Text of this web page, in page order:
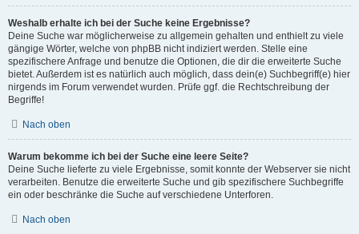
Weshalb erhalte ich bei der Suche keine Ergebnisse?
Deine Suche war möglicherweise zu allgemein gehalten und enthielt zu viele
gängige Wörter, welche von phpBB nicht indiziert werden. Stelle eine
spezifischere Anfrage und benutze die Optionen, die dir die erweiterte Suche
bietet. Außerdem ist es natürlich auch möglich, dass dein(e) Suchbegriff(e) hier
nirgends im Forum verwendet wurden. Prüfe ggf. die Rechtschreibung der
Begriffe!
Nach oben
Warum bekomme ich bei der Suche eine leere Seite?
Deine Suche lieferte zu viele Ergebnisse, somit konnte der Webserver sie nicht
verarbeiten. Benutze die erweiterte Suche und gib spezifischere Suchbegriffe
ein oder beschränke die Suche auf verschiedene Unterforen.
Nach oben